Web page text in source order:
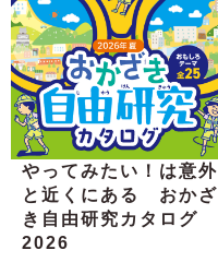
やってみたい！は意外
と近くにある おかざ
き自由研究カタログ
2026